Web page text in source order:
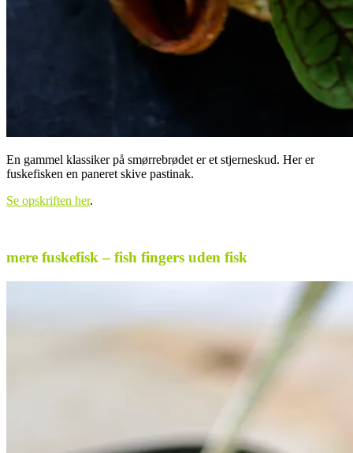
En gammel klassiker på smørrebrødet er et stjerneskud. Her er
fuskefisken en paneret skive pastinak.
Se opskriften her.
mere fuskefisk – fish fingers uden fisk